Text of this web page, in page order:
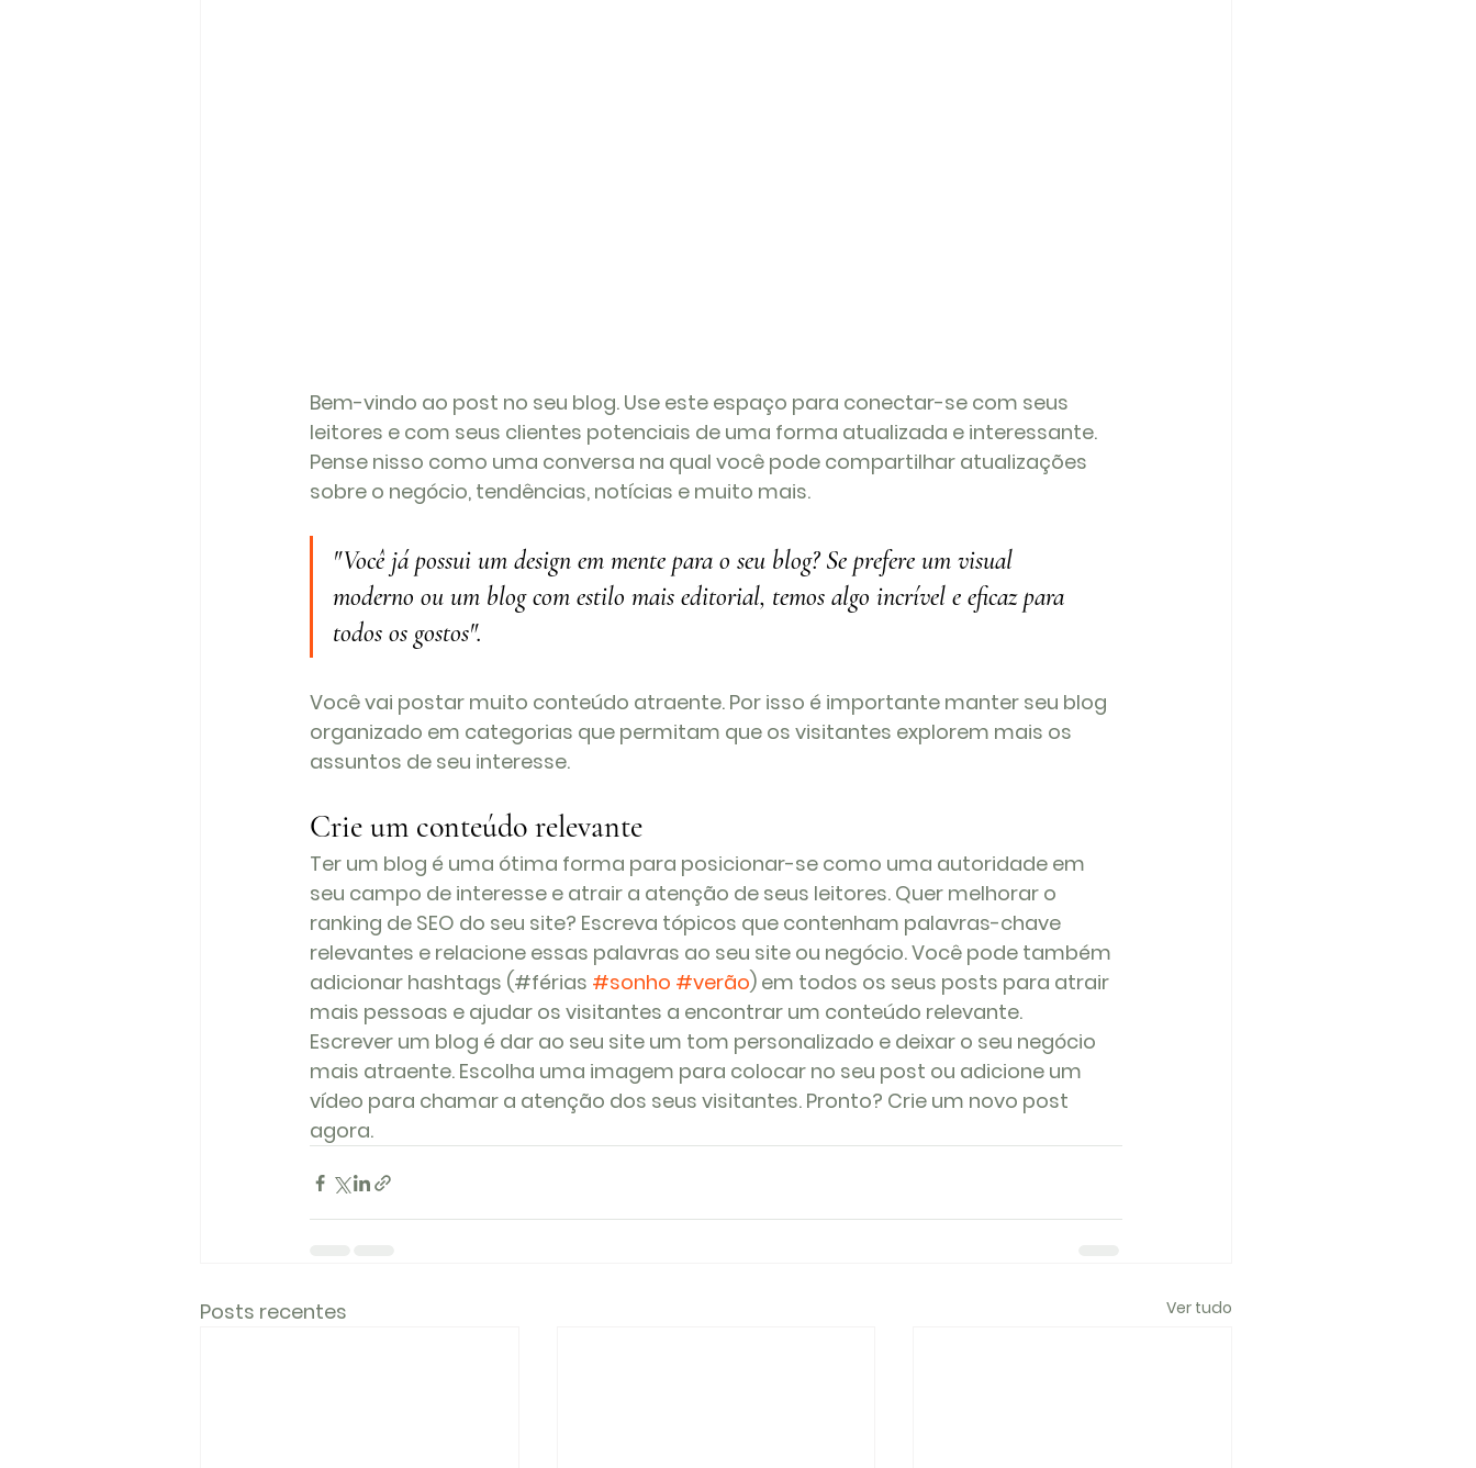
Bem-vindo ao post no seu blog. Use este espaço para conectar-se com seus
leitores e com seus clientes potenciais de uma forma atualizada e interessante.
Pense nisso como uma conversa na qual você pode compartilhar atualizações
sobre o negócio, tendências, notícias e muito mais.
"Você já possui um design em mente para o seu blog? Se prefere um visual
moderno ou um blog com estilo mais editorial, temos algo incrível e eficaz para
todos os gostos".
Você vai postar muito conteúdo atraente. Por isso é importante manter seu blog
organizado em categorias que permitam que os visitantes explorem mais os
assuntos de seu interesse.
Crie um conteúdo relevante
Ter um blog é uma ótima forma para posicionar-se como uma autoridade em
seu campo de interesse e atrair a atenção de seus leitores. Quer melhorar o
ranking de SEO do seu site? Escreva tópicos que contenham palavras-chave
relevantes e relacione essas palavras ao seu site ou negócio. Você pode também
adicionar hashtags (#férias #sonho #verão) em todos os seus posts para atrair
mais pessoas e ajudar os visitantes a encontrar um conteúdo relevante.
Escrever um blog é dar ao seu site um tom personalizado e deixar o seu negócio
mais atraente. Escolha uma imagem para colocar no seu post ou adicione um
vídeo para chamar a atenção dos seus visitantes. Pronto? Crie um novo post
agora.
Posts recentes Ver tudo